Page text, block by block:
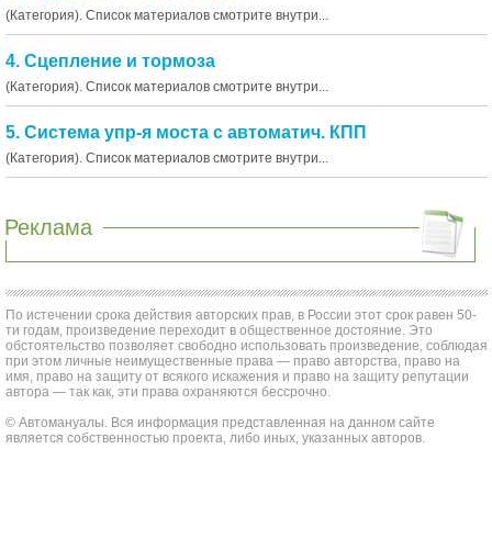
(Категория). Список материалов смотрите внутри...
4. Сцепление и тормоза
(Категория). Список материалов смотрите внутри...
5. Система упр-я моста с автоматич. КПП
(Категория). Список материалов смотрите внутри...
Реклама
По истечении срока действия авторских прав, в России этот срок равен 50-
ти годам, произведение переходит в общественное достояние. Это
обстоятельство позволяет свободно использовать произведение, соблюдая
при этом личные неимущественные права — право авторства, право на
имя, право на защиту от всякого искажения и право на защиту репутации
автора — так как, эти права охраняются бессрочно.
© Автомануалы. Вся информация представленная на данном сайте
является собственностью проекта, либо иных, указанных авторов.